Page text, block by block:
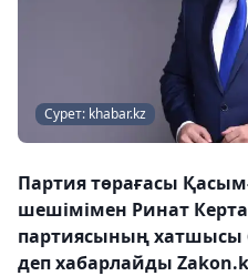
Сурет: khabar.kz
Партия төрағасы
шешімімен Ринат
партиясының
деп хабарлайды